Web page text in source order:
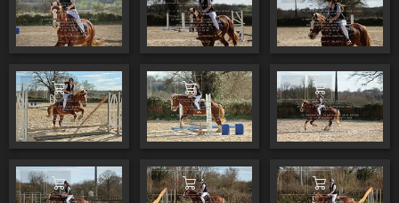
Ajouter au panier Ajouter au panier Ajouter au
Ajouter au panier Ajouter au panier Ajouter au